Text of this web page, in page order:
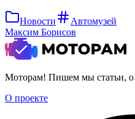
Новости
Автомузей
Максим Борисов
Моторам! Пишем мы статьи,
О проекте